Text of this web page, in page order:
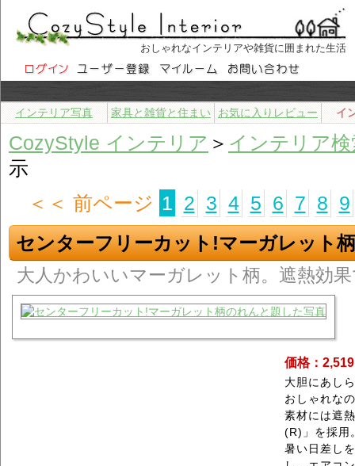
おしゃれなインテリアや雑貨に囲まれた生活
インテリア写真 家具と雑貨と住まい お気に入りレビュー イ
CozyStyle インテリア ＞ インテリア検
示
＜＜ 前ページ 1 2 3 4 5 6 7 8 9
センターフリーカット!マーガレット
大人かわいいマーガレット柄。遮熱効
価格：
大胆にあし
おしゃれな
素材には遮
(R)」を採用
暑い日差し